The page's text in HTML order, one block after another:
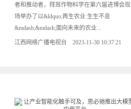
者和推动者，拜耳作物科学在第六届进博会现
场举办了以&ldquo;再生农业 生生不息
&mdash;&mdash;面向未来的农业...
江西网络广播电视台 2023-11-30 10:37:21